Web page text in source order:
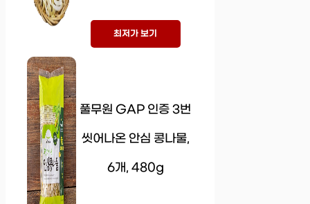
최저가 보기
풀무원 GAP 인증 3번
씻어나온 안심 콩나물,
6개, 480g